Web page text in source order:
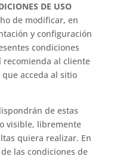
DE USO
de modificar, en
y configuración
condiciones
recomienda al cliente
acceda al sitio
de estas
visible, libremente
quiera realizar. En
las condiciones de